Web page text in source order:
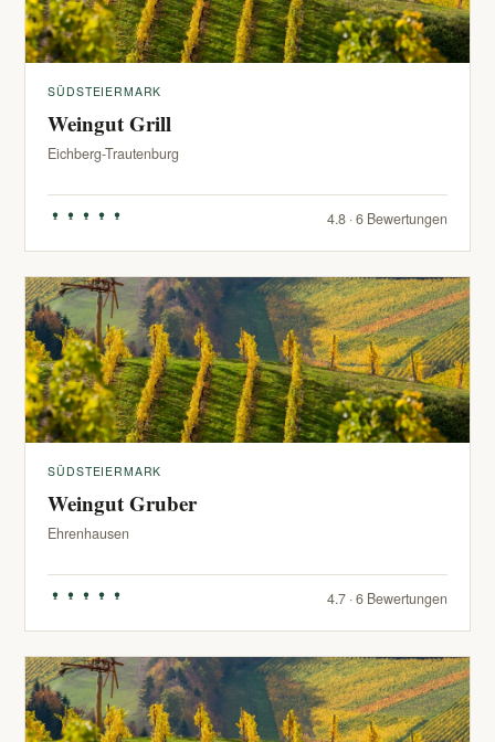
SÜDSTEIERMARK
Weingut Grill
Eichberg-Trautenburg
4.8 · 6 Bewertungen
SÜDSTEIERMARK
Weingut Gruber
Ehrenhausen
4.7 · 6 Bewertungen